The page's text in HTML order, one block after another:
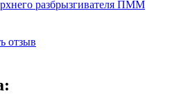
отзыв